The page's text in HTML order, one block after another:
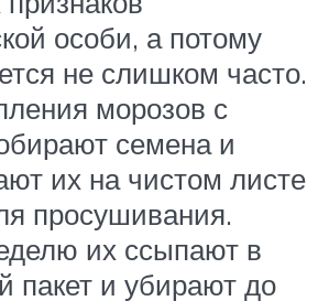
особи, а потому
не слишком часто.
морозов с
семена и
их на чистом листе
просушивания.
их ссыпают в
пакет и убирают до